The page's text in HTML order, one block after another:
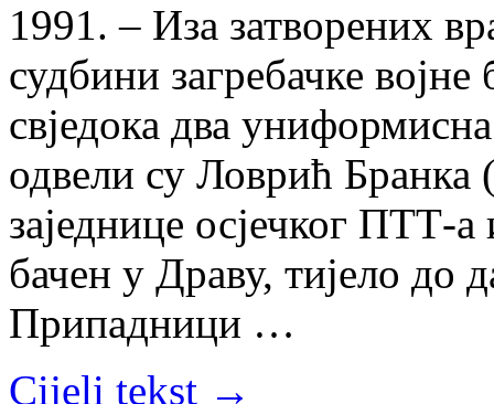
1991. – Иза затворених
судбини загребачке
свједока два
одвели су Ловрић Бранка
заједнице осјечког ПТТ-
бачен у Драву, тијело до
Припадници …
Cijeli tekst →